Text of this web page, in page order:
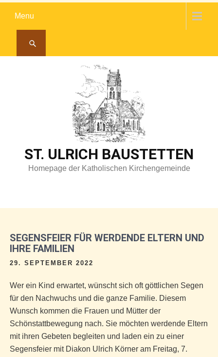
Menu
ST. ULRICH BAUSTETTEN
Homepage der Katholischen Kirchengemeinde
SEGENSFEIER FÜR WERDENDE ELTERN UND
IHRE FAMILIEN
29. SEPTEMBER 2022
Wer ein Kind erwartet, wünscht sich oft göttlichen Segen
für den Nachwuchs und die ganze Familie. Diesem
Wunsch kommen die Frauen und Mütter der
Schönstattbewegung nach. Sie möchten werdende Eltern
mit ihren Gebeten begleiten und laden ein zu einer
Segensfeier mit Diakon Ulrich Körner am Freitag, 7.